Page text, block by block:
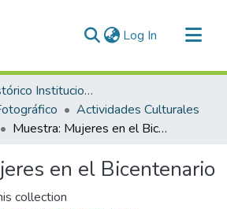
Log In (current)
Archivo Histórico Institucional
Actividades Culturales
Muestra: Mujeres en el Bicentenario
en el Bicentenario
collection